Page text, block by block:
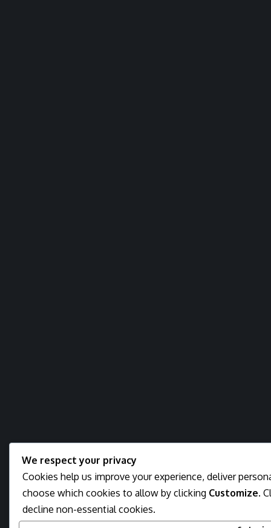
We respect your privacy
Cookies help us improve your experience, deliver
choose which cookies to allow by clicking Customize.
decline non-essential cookies.